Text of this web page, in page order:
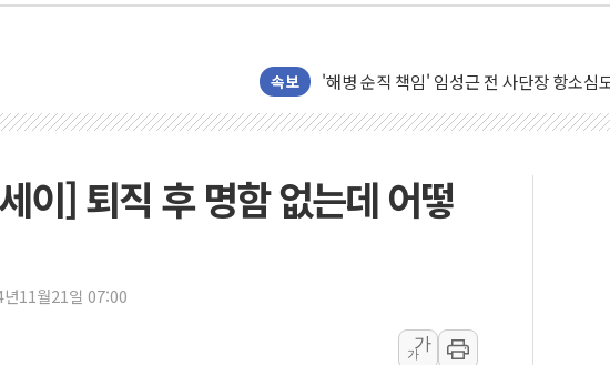
속보
청도 문수리 야산서 산불 진화 중...진화헬
헥토이노베이션, 상반기 매출 첫 2000억
우리은행, 고창해상풍력에 4000억 금융
민병덕 "오늘 67개 점포 영업 재개...장바
하나금융이 쏘아 올린 CIFO, 금융지주 포
"최대 2시간 앞서 침수 예측"…건설연, AI
이] 퇴직 후 명함 없는데 어떻
11월21일 07:00
가
가